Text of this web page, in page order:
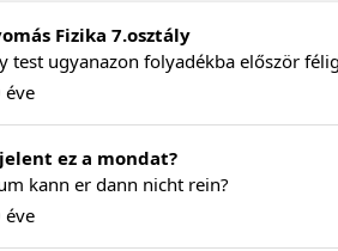
Fizika 7.osztály
test ugyanazon folyadékba először
éve
ez a mondat?
kann er dann nicht rein?
éve